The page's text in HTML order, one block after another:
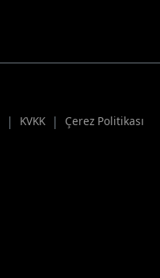
| KVKK | Çerez Politikası